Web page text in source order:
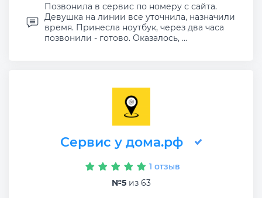
Позвонила в сервис по номеру с сайта.
Девушка на линии все уточнила, назначили
время. Принесла ноутбук, через два часа
позвонили - готово. Оказалось, ...
Сервис у дома.рф
1 отзыв
№5из 63